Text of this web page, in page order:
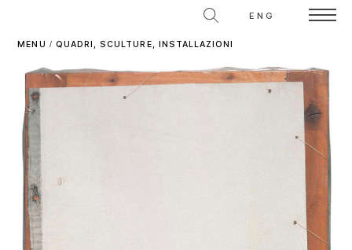
ENG
MENU / QUADRI, SCULTURE, INSTALLAZIONI